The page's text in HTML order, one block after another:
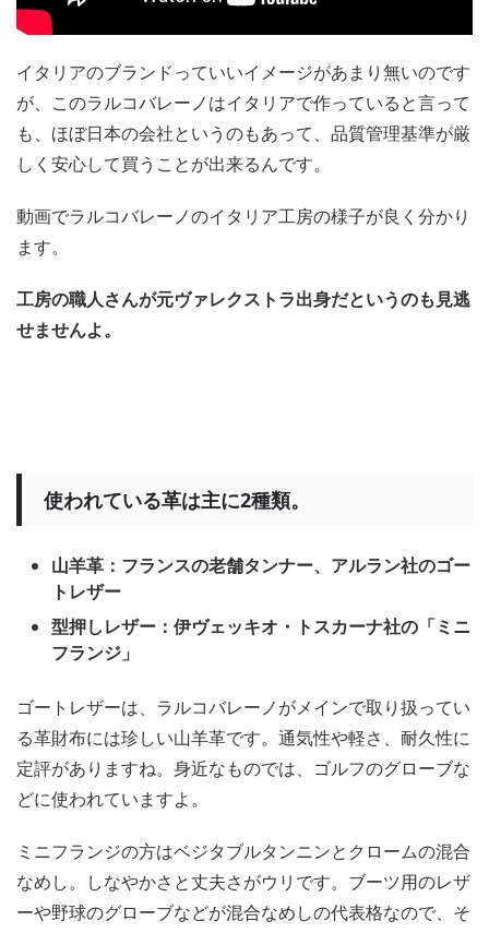
イタリアのブランドっていいイメージがあまり無いのです
が、このラルコバレーノはイタリアで作っていると言って
も、ほぼ日本の会社というのもあって、品質管理基準が厳
しく安心して買うことが出来るんです。
動画でラルコバレーノのイタリア工房の様子が良く分かり
ます。
工房の職人さんが元ヴァレクストラ出身だというのも見逃
せませんよ。
使われている革は主に2種類。
山羊革：フランスの老舗タンナー、アルラン社のゴー
トレザー
型押しレザー：伊ヴェッキオ・トスカーナ社の「ミニ
フランジ」
ゴートレザーは、ラルコバレーノがメインで取り扱ってい
る革財布には珍しい山羊革です。通気性や軽さ、耐久性に
定評がありますね。身近なものでは、ゴルフのグローブな
どに使われていますよ。
ミニフランジの方はベジタブルタンニンとクロームの混合
なめし。しなやかさと丈夫さがウリです。ブーツ用のレザ
ーや野球のグローブなどが混合なめしの代表格なので、そ